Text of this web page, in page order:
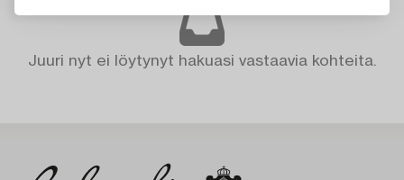
Juuri nyt ei löytynyt hakuasi vastaavia kohteita.